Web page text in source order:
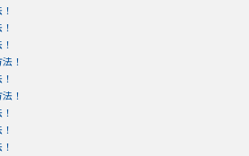
！
！